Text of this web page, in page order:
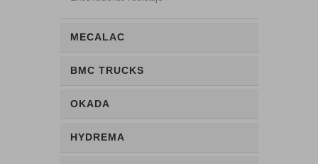
MECALAC
BMC TRUCKS
OKADA
HYDREMA